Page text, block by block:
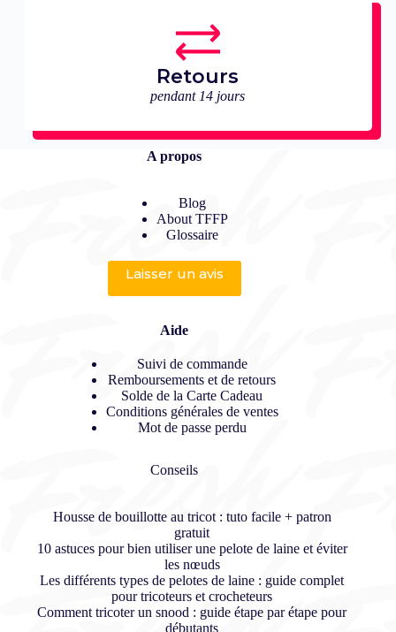
Retours
pendant 14 jours
A propos
Blog
About TFFP
Glossaire
Laisser un avis
Aide
Suivi de commande
Remboursements et de retours
Solde de la Carte Cadeau
Conditions générales de ventes
Mot de passe perdu
Conseils
Housse de bouillotte au tricot : tuto facile + patron
gratuit
10 astuces pour bien utiliser une pelote de laine et éviter
les nœuds
Les différents types de pelotes de laine : guide complet
pour tricoteurs et crocheteurs
Comment tricoter un snood : guide étape par étape pour
débutants